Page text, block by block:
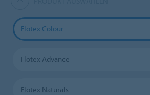
Flotex Colour
Flotex Advance
Flotex Naturals